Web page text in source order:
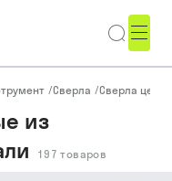
/Сверла /Сверла
из
197 товаров